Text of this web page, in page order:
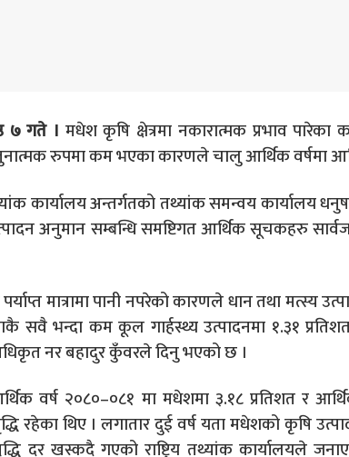
७ गते । मधेश कृषि क्षेत्रमा नकारात्मक प्रभाव
रुपमा कम भएका कारणले चालु आर्थिक वर्षमा
कार्यालय अन्तर्गतको तथ्यांक समन्वय कार्यालय
अनुमान सम्बन्धि समष्टिगत आर्थिक सूचकहरु
मात्रामा पानी नपरेको कारणले धान तथा मत्स्य
सवै भन्दा कम कूल गार्हस्थ्य उत्पादनमा १.३१
नर बहादुर कुँवरले दिनु भएको छ ।
वर्ष २०८०–०८१ मा मधेशमा ३.१८ प्रतिशत र
रहेका थिए । लगातार दुई वर्ष यता मधेशको कृषि
दर खस्कदै गएको राष्ट्रिय तथ्यांक कार्यालयले